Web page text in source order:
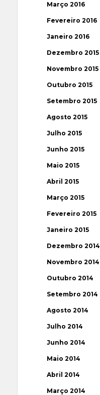
Março 2016
Fevereiro 2016
Janeiro 2016
Dezembro 2015
Novembro 2015
Outubro 2015
Setembro 2015
Agosto 2015
Julho 2015
Junho 2015
Maio 2015
Abril 2015
Março 2015
Fevereiro 2015
Janeiro 2015
Dezembro 2014
Novembro 2014
Outubro 2014
Setembro 2014
Agosto 2014
Julho 2014
Junho 2014
Maio 2014
Abril 2014
Março 2014